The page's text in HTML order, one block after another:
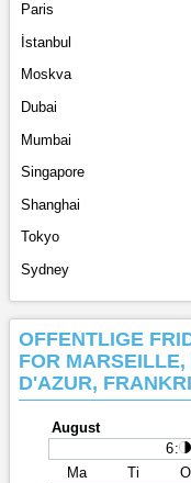
Paris
İstanbul
Moskva
Dubai
Mumbai
Singapore
Shanghai
Tokyo
Sydney
OFFENTLIGE
FOR
D'AZUR,
August
6:
Ma
Ti